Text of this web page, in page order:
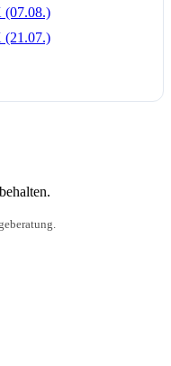
(07.08.)
(21.07.)